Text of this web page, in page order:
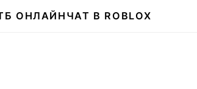
ОНЛАЙН ЧАТ В ROBLOX